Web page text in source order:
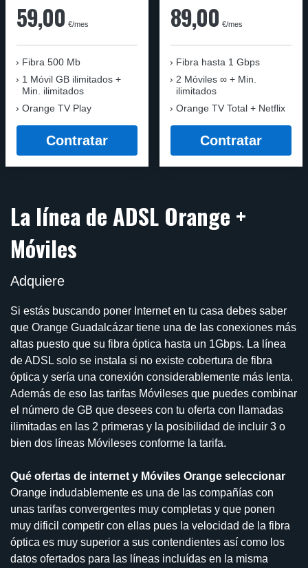
59,00 €/mes
Fibra 500 Mb
1 Móvil GB ilimitados +
Min. ilimitados
Orange TV Play
Contratar
89,00 €/mes
Fibra hasta 1 Gbps
2 Móviles ∞ + Min.
ilimitados
Orange TV Total + Netflix
Contratar
La línea de ADSL Orange +
Móviles
Adquiere
Si estás buscando poner Internet en tu casa debes saber
que Orange Guadalcázar tiene una de las conexiones más
altas puesto que su fibra óptica hasta un 1Gbps. La línea
de ADSL solo se instala si no existe cobertura de fibra
óptica y sería una conexión considerablemente más lenta.
Además de eso las tarifas Móvileses que puedes combinar
el número de GB que desees con tu oferta con llamadas
ilimitadas en las 2 primeras y la posibilidad de incluir 3 o
bien dos líneas Móvileses conforme la tarifa.
Qué ofertas de internet y Móviles Orange seleccionar
Orange indudablemente es una de las compañías con
unas tarifas convergentes muy completas y que ponen
muy dificil competir con ellas pues la velocidad de la fibra
óptica es muy superior a sus contendientes así como los
datos ofertados para las líneas incluídas en la misma